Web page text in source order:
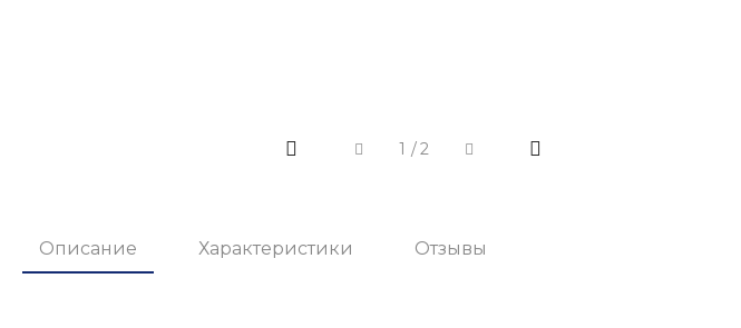
1 /2
Описание Характеристики Отзывы